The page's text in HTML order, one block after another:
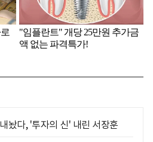
놨다, '투자의 신' 내린 서장훈